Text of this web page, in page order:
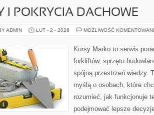
I POKRYCIA DACHOWE
ADMIN LUT - 2 - 2026 MOŻLIWOŚĆ
Kursy Marko to serwis
forkliftów, sprzętu
spójną przestrzeń wiedzy.
myślą o osobach, które
rozumieć, jak funkcjonuje
podejmować lepsze